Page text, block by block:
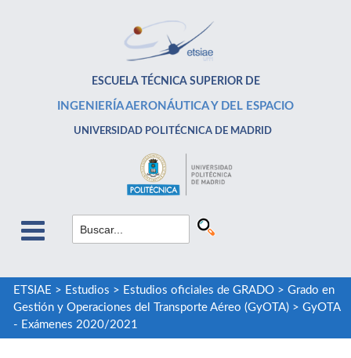
ESCUELA TÉCNICA SUPERIOR DE
INGENIERÍA AERONÁUTICA Y DEL ESPACIO
UNIVERSIDAD POLITÉCNICA DE MADRID
ETSIAE > Estudios > Estudios oficiales de GRADO> Grado en
Gestión y Operaciones del Transporte Aéreo (GyOTA)> GyOTA
- Exámenes 2020/2021